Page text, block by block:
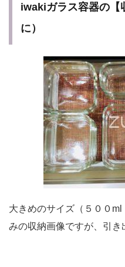
iwakiガラス容器の【
に）
大きめのサイズ（５００
みの収納画像ですが、引き